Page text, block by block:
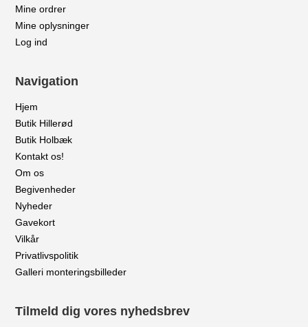
Mine ordrer
Mine oplysninger
Log ind
Navigation
Hjem
Butik Hillerød
Butik Holbæk
Kontakt os!
Om os
Begivenheder
Nyheder
Gavekort
Vilkår
Privatlivspolitik
Galleri monteringsbilleder
Tilmeld dig vores nyhedsbrev